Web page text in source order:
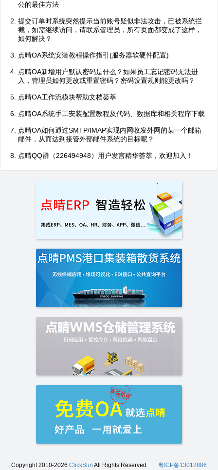
公的最佳方法
提交订单时系统突然提示当前账号疑似非法攻击，已被系统拦
截，如需继续访问，请联系管理员，所有页面都变成了这样，
如何解决？
点晴OA系统安装教程操作指引(服务器软硬件配置)
点晴OA新增用户默认密码是什么？如果员工忘记密码无法进
入，管理员如何更改或重置密码？密码设置规则能更改吗？
点晴OA工作流模块帮助文档荟萃
点晴OA系统手工安装配置教程及代码、数据库和相关程序下载
点晴OA如何通过SMTP/IMAP实现内网收发外网的某一个邮箱
邮件，从而达到接管外部邮件系统的目标呢？
点晴QQ群（226494948）用户发言精华荟萃，欢迎加入！
Copyright 2010-2026 ClickSun All Rights Reserved 粤ICP备13012886